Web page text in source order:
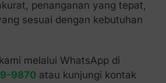
penanganan yang tepat,
sesuai dengan kebutuhan
melalui WhatsApp di
9870atau kunjungi kontak